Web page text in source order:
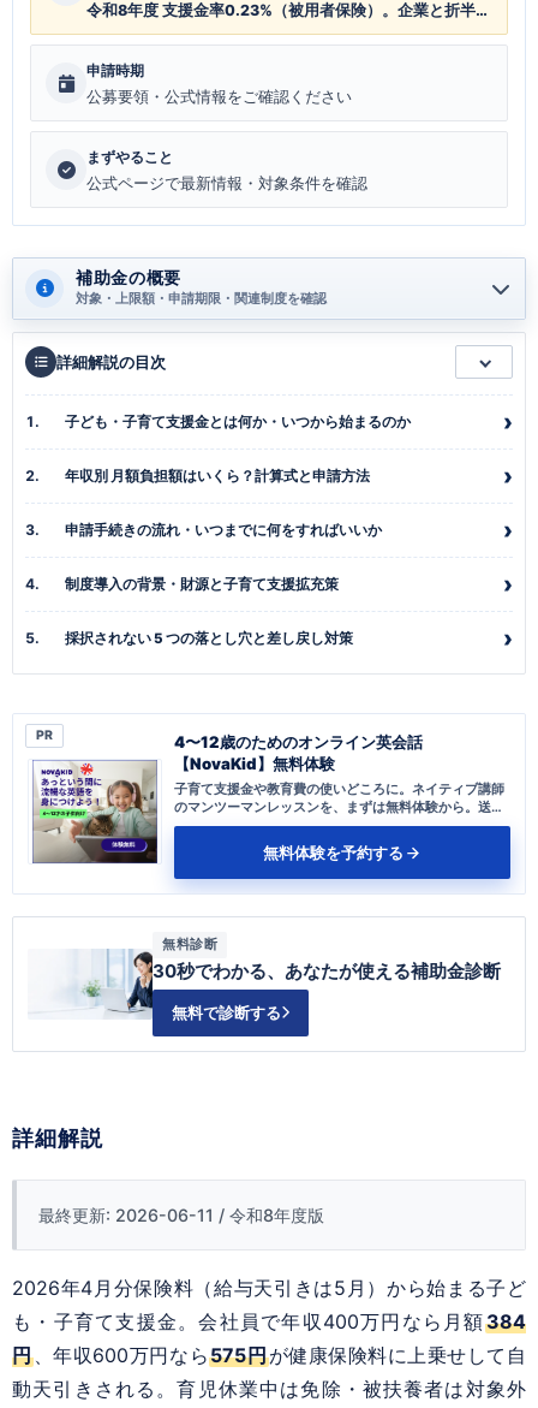
令和8年度 支援金率0.23%（被用者保険）。企業と折半で
個人負担0.115%。国保は世帯所得・市町村条例によ
申請時期
公募要領・公式情報をご確認ください
まずやること
公式ページで最新情報・対象条件を確認
補助金の概要
対象・上限額・申請期限・関連制度を確認
詳細解説の目次
子ども・子育て支援金とは何か・いつから始まるのか
年収別 月額負担額はいくら？計算式と申請方法
申請手続きの流れ・いつまでに何をすればいいか
制度導入の背景・財源と子育て支援拡充策
採択されない 5 つの落とし穴と差し戻し対策
PR
4〜12歳のためのオンライン英会話
【NovaKid】無料体験
子育て支援金や教育費の使いどころに。ネイティブ講師
のマンツーマンレッスンを、まずは無料体験から。送り
迎え不要、自宅で完結します。
無料体験を予約する
無料診断
30秒でわかる、あなたが使える補助金診断
無料で診断する
詳細解説
最終更新: 2026-06-11 / 令和8年度版
2026年4月分保険料（給与天引きは5月）から始まる子ど
も・子育て支援金。会社員で年収400万円なら月額384
円、年収600万円なら575円が健康保険料に上乗せして自
動天引きされる。育児休業中は免除・被扶養者は対象外